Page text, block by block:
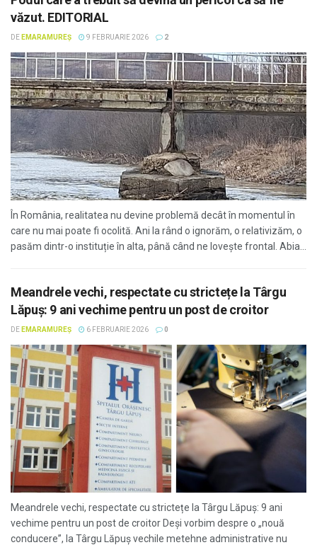
văzut. EDITORIAL
DE EMARAMUREȘ 9 FEBRUARIE 2026 2
În România, realitatea nu devine problemă decât în momentul în
care nu mai poate fi ocolită. Ani la rând o ignorăm, o relativizăm, o
pasăm dintr-o instituție în alta, până când ne lovește frontal. Abia...
Meandrele vechi, respectate cu strictețe la Târgu
Lăpuș: 9 ani vechime pentru un post de croitor
DE EMARAMUREȘ 6 FEBRUARIE 2026 0
Meandrele vechi, respectate cu strictețe la Târgu Lăpuș: 9 ani
vechime pentru un post de croitor Deși vorbim despre o „nouă
conducere”, la Târgu Lăpuș vechile metehne administrative nu